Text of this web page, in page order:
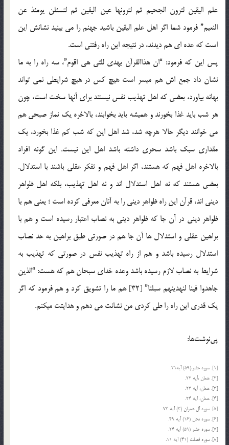
علم الیقین لترون الجحیم ثم لترونها عین الیقین ثم لتسئلن یومئذ عن
النعیم” فرمود شما اگر اهل علم الیقین باشید جهنم را می بینید نشانش این
است که عده ای هم دیدند، در نتیجه این راه رفتنی است.
پس این که فرمود: “ان هذاالقرآن یهدی للتی هی اقوم”، سه راه را به ما
نشان داد جمع اش هم میسر است هیچ کس در هیچ شرایطی نمی تواند
بهانه بیاورد، بعضی که اهل تهذیب نفس نیستند برای آنها سخت است، چون
هر شب باید غذا بخورند و همیشه باید بخوابند، بالاخره یک نماز صبحی هم
می خوانند دیگر حالا هرچه شد، شد اهل این که شب کم غذا بخورد، یک
مقداری سبک باشد سحری داشته باشد اهل این نیست. این گونه افراد
بالاخره اهل فهم که هستند، اگر اهل فهم و تفکر عقلی باشند با استدلال.
بعضی هستند که نه اهل استدلال اند و نه اهل تهذیب، بلکه اهل ظواهر
دینی اند، قرآن این راه ظواهر دینی را به آنان معرفی کرده است ؛ یعنی هم با
ظواهر دینی در آن جا که ظواهر دینی به نصاب اعتبار رسیده است و هم با
براهین عقلی و استدلال ها آن جا هم در صورتی طبق براهین به حد نصاب
استدلال رسیده باشد و هم از راه تهذیب نفس در صورتی که تهذیب به
شرایط به نصاب لازم رسیده باشد وعده خدای سبحان هم که هست: “الذین
جاهدوا فینا لنهدینهم سبلنا” [32] هم ما را تشویق کرد و هم فرمود که اگر
یک قدری این راه را طی کردی من نشانت می دهم و هدایتت می‏کنم.
پی‌نوشت‌ها:
[1]. سوره حشر،(59) آیه‏21.
[2]. همان ،آیه 22.
[3]. همان، آیه 23.
[4]. همان، آیه 24.
[5]. سوره آل عمران (3) آیه 73.
[6]. سوره نحل (16) آیه 49.
[7]. سوره حشر (59) آیه 24.
[8]. سوره فصلت (41) آیه 11.